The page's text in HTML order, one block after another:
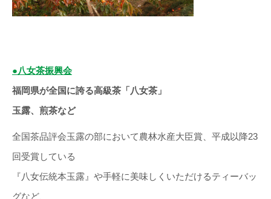
●八女茶振興会
福岡県が全国に誇る高級茶「八女茶」
玉露、煎茶など
全国茶品評会玉露の部において農林水産大臣賞、平成以降23
回受賞している
『八女伝統本玉露』や手軽に美味しくいただけるティーバッ
グなど、